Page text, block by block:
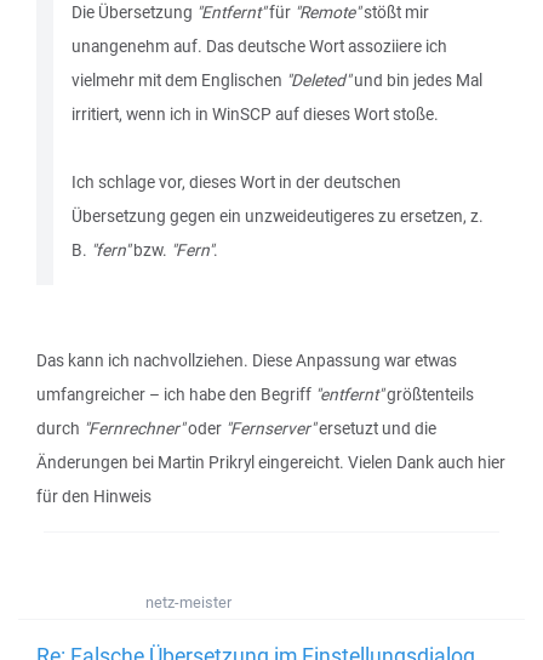
Die Übersetzung "Entfernt"für "Remote"stößt mir
unangenehm auf. Das deutsche Wort assoziiere ich
vielmehr mit dem Englischen "Deleted"und bin jedes Mal
irritiert, wenn ich in WinSCP auf dieses Wort stoße.
Ich schlage vor, dieses Wort in der deutschen
Übersetzung gegen ein unzweideutigeres zu ersetzen, z.
B. "fern"bzw. "Fern".
Das kann ich nachvollziehen. Diese Anpassung war etwas
umfangreicher – ich habe den Begriff "entfernt"größtenteils
durch "Fernrechner"oder "Fernserver"ersetuzt und die
Änderungen bei Martin Prikryl eingereicht. Vielen Dank auch hier
für den Hinweis
netz-meister